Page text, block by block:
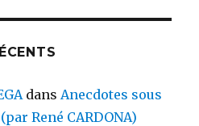
dans Anecdotes sous
René CARDONA)